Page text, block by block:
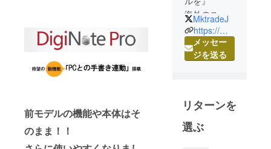
前モデルの機能や本体はそ
のまま！！
海外のユ
ニークな商
品を中心に
ご紹介。
しく」過ご
す・・。
その架け橋
MktradeJ
https://msapo.jimdosite.com/
メッセー
ジを送る
リターンを
選ぶ